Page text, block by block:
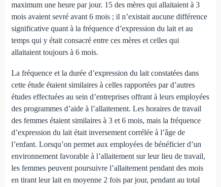
maximum une heure par jour. 15 des mères qui allaitaient à 3
mois avaient sevré avant 6 mois ; il n’existait aucune différence
significative quant à la fréquence d’expression du lait et au
temps qui y était consacré entre ces mères et celles qui
allaitaient toujours à 6 mois.
La fréquence et la durée d’expression du lait constatées dans
cette étude étaient similaires à celles rapportées par d’autres
études effectuées au sein d’entreprises offrant à leurs employées
des programmes d’aide à l’allaitement. Les horaires de travail
des femmes étaient similaires à 3 et 6 mois, mais la fréquence
d’expression du lait était inversement corrélée à l’âge de
l’enfant. Lorsqu’on permet aux employées de bénéficier d’un
environnement favorable à l’allaitement sur leur lieu de travail,
les femmes peuvent poursuivre l’allaitement pendant des mois
en tirant leur lait en moyenne 2 fois par jour, pendant au total